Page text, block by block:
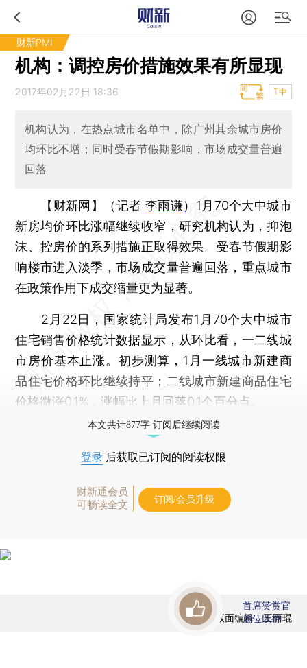
财新PMI
机构：调控房价措施效果有所显现
2017年02月22日 18:36 T中
机构认为，在热点城市名单中，除广州其余城市房价
均环比不增；同时受春节假期影响，市场成交量普遍
回落
【财新网】（记者李雨谦） 1月70个大中城市
新房均价环比涨幅继续收窄，研究机构认为，抑泡
沫、控房价的系列措施正取得效果。受春节假期影
响楼市进入淡季，市场成交量普遍回落，重点城市
在政策作用下成交缩量更为显著。
2月22日，国家统计局发布1月70个大中城市
住宅销售价格统计数据显示，从环比看，一二线城
市房价基本止涨。初步测算，1月一线城市新建商
品住宅价格环比继续持平；二线城市新建商品住宅
价格微涨0.1%，涨幅比上月回落0.1个百分点。
本文共计877字 订阅后继续阅读
登录 后获取已订阅的阅读权限
财新通会员
可畅读全文
订阅/会员升级
版面编辑：王丽琨
首席赞赏官
虚位以待